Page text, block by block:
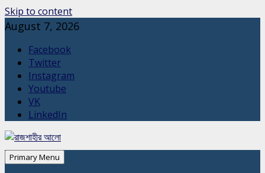
Skip to content
August 7, 2026
Facebook
Twitter
Instagram
Youtube
VK
LinkedIn
Primary Menu